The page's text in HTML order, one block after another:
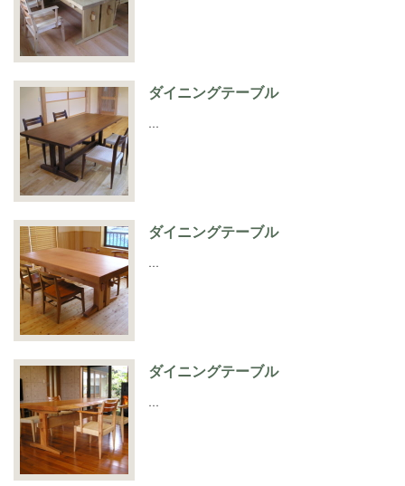
ダイニングテーブル
…
ダイニングテーブル
…
ダイニングテーブル
…